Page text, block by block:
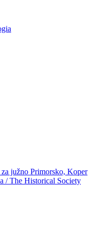
južno Primorsko, Koper
/ The Historical Society